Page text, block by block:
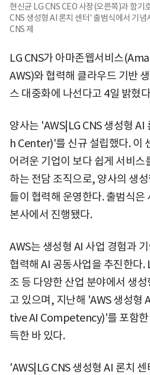
현신균 LG CNS CEO 사장(오른쪽)과 함기
CNS 생성형 AI 론치 센터' 출범식에서 기
CNS 제
LG CNS가 아마존웹서비스
AWS)와 협력해 클라우드 기반
스 대중화에 나선다고 4일 밝혔
양사는 'AWS|LG CNS 생성형
h Center)'를 신규 설립했다. 이
어려운 기업이 보다 쉽게 서비스
하는 전담 조직으로, 양사의 생
들이 협력해 운영한다. 출범식은
본사에서 진행됐다.
AWS는 생성형 AI 사업 경험과
협력해 AI 공동사업을 추진한다.
조 등 다양한 산업 분야에서 생
고 있으며, 지난해 'AWS 생성형
tive AI Competency)'를 포함한
득한 바 있다.
'AWS|LG CNS 생성형 AI 론치